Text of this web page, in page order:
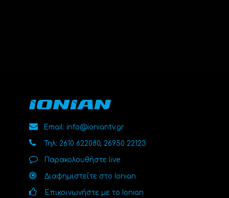
Email: info@ioniantv.gr
Τηλ: 2610 622080, 26950 22123
Παρακολουθήστε live
Διαφημιστείτε στο Ionian
Επικοινωνήστε με το Ionian